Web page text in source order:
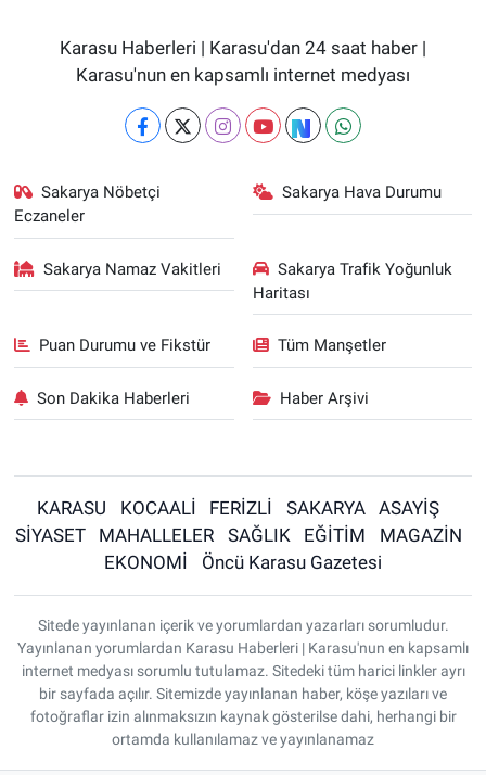
Karasu Haberleri | Karasu'dan 24 saat haber |
Karasu'nun en kapsamlı internet medyası
Sakarya Nöbetçi
Eczaneler
Sakarya Hava Durumu
Sakarya Namaz Vakitleri
Sakarya Trafik Yoğunluk
Haritası
Puan Durumu ve Fikstür Tüm Manşetler
Son Dakika Haberleri Haber Arşivi
KARASU KOCAALİ FERİZLİ SAKARYA
ASAYİŞ
SİYASET
MAHALLELER SAĞLIK EĞİTİM
MAGAZİN
EKONOMİ
Öncü Karasu Gazetesi
Sitede yayınlanan içerik ve yorumlardan yazarları sorumludur.
Yayınlanan yorumlardan Karasu Haberleri | Karasu'nun en kapsamlı
internet medyası sorumlu tutulamaz. Sitedeki tüm harici linkler ayrı
bir sayfada açılır. Sitemizde yayınlanan haber, köşe yazıları ve
fotoğraflar izin alınmaksızın kaynak gösterilse dahi, herhangi bir
ortamda kullanılamaz ve yayınlanamaz